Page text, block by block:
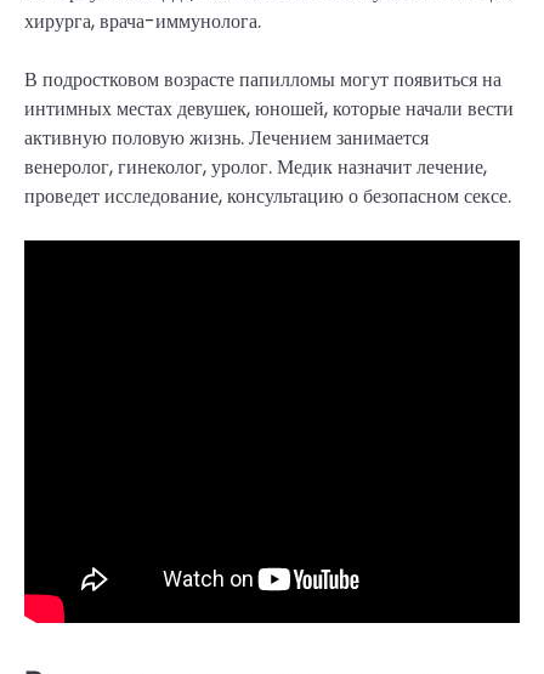
хирурга, врача-иммунолога.
В подростковом возрасте папилломы могут появиться на
интимных местах девушек, юношей, которые начали вести
активную половую жизнь. Лечением занимается
венеролог, гинеколог, уролог. Медик назначит лечение,
проведет исследование, консультацию о безопасном сексе.